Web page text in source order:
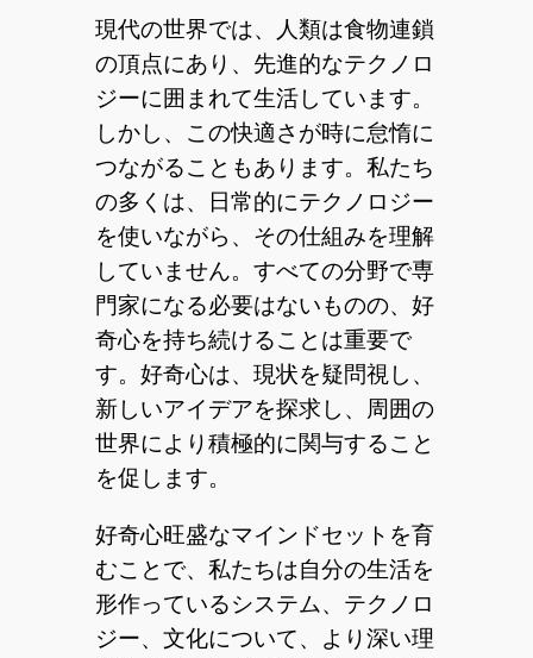
現代の世界では、人類は食物連鎖
の頂点にあり、先進的なテクノロ
ジーに囲まれて生活しています。
しかし、この快適さが時に怠惰に
つながることもあります。私たち
の多くは、日常的にテクノロジー
を使いながら、その仕組みを理解
していません。すべての分野で専
門家になる必要はないものの、好
奇心を持ち続けることは重要で
す。好奇心は、現状を疑問視し、
新しいアイデアを探求し、周囲の
世界により積極的に関与すること
を促します。
好奇心旺盛なマインドセットを育
むことで、私たちは自分の生活を
形作っているシステム、テクノロ
ジー、文化について、より深い理